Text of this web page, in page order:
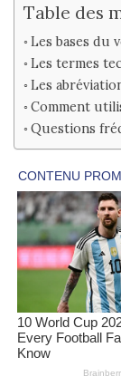
Table des
Les bases du
Les termes
Les
Comment
Questions